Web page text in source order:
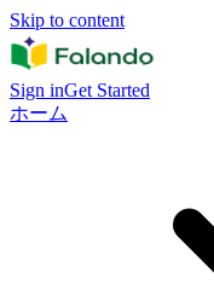
Skip to content
Sign inGet Started
ホーム